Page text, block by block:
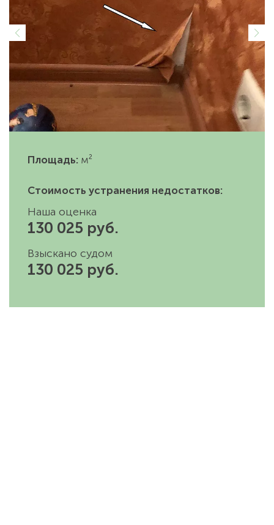
Площадь: м²
Стоимость устранения недостатков:
Наша оценка
130 025 руб.
Взыскано судом
130 025 руб.